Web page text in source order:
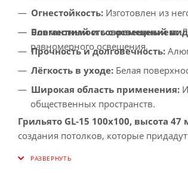
Огнестойкость: Изготовлен из
Совместимость с освещением:
равномерного освещения.
Элегантный и современный
Прочность и долговечность:
Лёгкость в уходе: Белая
Широкая область применения:
общественных пространств.
Грильято GL-15 100x100, высота
создания потолков, которые